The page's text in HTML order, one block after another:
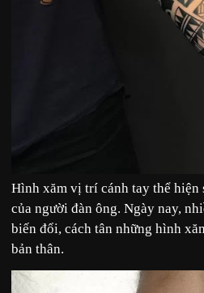
Hình xăm vị trí cánh tay thể hiện
của người đàn ông. Ngày nay,
biến đổi, cách tân những hình
bản thân.